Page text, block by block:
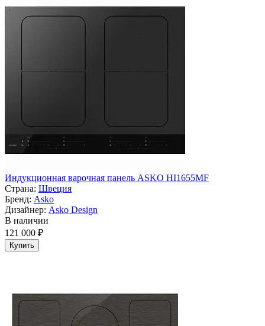
Индукционная варочная панель ASKO HI1655MF
Страна: Швеция
Бренд: Asko
Дизайнер: Asko Design
В наличии
121 000 ₽
Купить